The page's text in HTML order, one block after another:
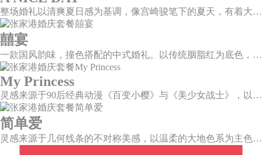
整场婚礼以清爽夏日感为基调，像宫崎骏笔下的夏天，有着大朵大朵像棉花糖似的白云，有蔚蓝蔚蓝的天空和青绿青绿的草地，有着童话世界里干净纯洁的美好，有着日系画风下的治愈感。
囍宴
一款国风韵味，撞色搭配的中式婚礼。以传统胭脂红为底色，黛蓝色花鸟点缀其中，热情的红色和低调的古风书画色相辅相成。
My Princess
灵感来源于90后经典动漫《百变小樱》与《美少女战士》，以柔美梦幻的马卡龙色系为主色调，融合精灵萌宠与星星魔法阵等元素，为遗落凡间的公主搭建一个召唤王子的舞台。
简单爱
灵感来源于几何线条的不对称美感，以温柔的大地色系为主色调，空间上，利用几何线条进行完美切割，配以柔和色系的花艺点缀，构造了一个温馨柔和、清新复古的空间。